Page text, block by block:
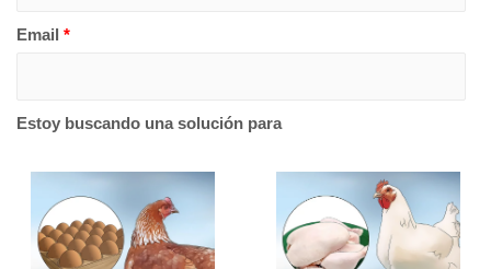
Email *
Estoy buscando una solución para